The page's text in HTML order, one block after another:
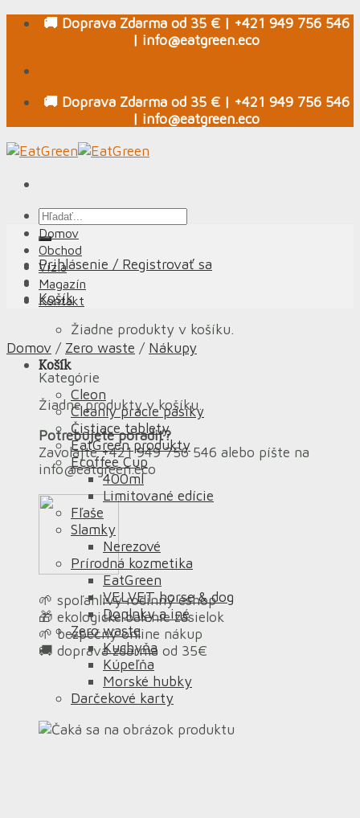
Skip
🚚 Doprava Zdarma od 35 € | +421 949 756 546
| info@eatgreen.eco
🚚 Doprava Zdarma od 35 € | +421 949 756 546
| info@eatgreen.eco
Hľadať:
Prihlásenie / Registrovať sa
Košík
Žiadne produkty v košíku.
Košík
Žiadne produkty v košíku.
Potrebujete poradiť?
Zavolajte +421 949 756 546 alebo píšte na
info@eatgreen.eco
🌱 spoľahlivý rodinný eshop
🎁 ekologické balenie zásielok
🌱 bezpečný online nákup
🚚 doprava zdarma od 35€
Domov
Obchod
Vízia
Magazín
Kontakt
Domov / Zero waste / Nákupy
Kategórie
Cleon
Cleanly pracie pásiky
Čistiace tablety
EatGreen produkty
Ecoffee Cup
400ml
Limitované edície
Fľaše
Slamky
Nerezové
Prírodná kozmetika
EatGreen
VELVET horse & dog
Doplnky a iné
Zero waste
Kuchyňa
Kúpeľňa
Morské hubky
Darčekové karty